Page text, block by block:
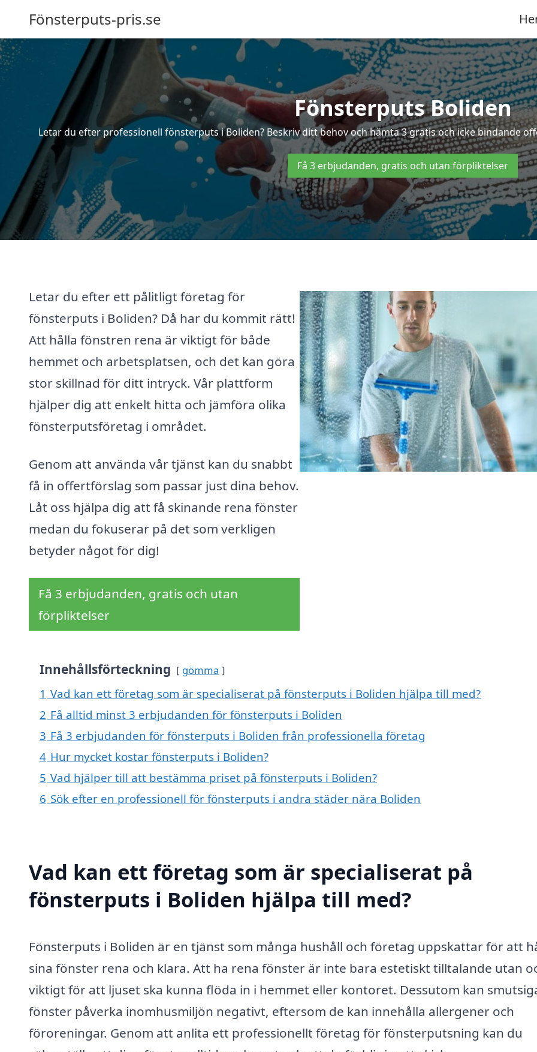
Fönsterputs-pris.se
Fönsterputs Boliden
Letar du efter professionell fönsterputs i Boliden? Beskriv ditt behov och hämta 3 gratis och icke bindande
Få 3 erbjudanden, gratis och utan förpliktelser
Letar du efter ett pålitligt företag för
fönsterputs i Boliden? Då har du kommit rätt!
Att hålla fönstren rena är viktigt för både
hemmet och arbetsplatsen, och det kan göra
stor skillnad för ditt intryck. Vår plattform
hjälper dig att enkelt hitta och jämföra olika
fönsterputsföretag i området.
Genom att använda vår tjänst kan du snabbt
få in offertförslag som passar just dina behov.
Låt oss hjälpa dig att få skinande rena fönster
medan du fokuserar på det som verkligen
betyder något för dig!
Få 3 erbjudanden, gratis och utan
förpliktelser
Innehållsförteckning gömma
1 Vad kan ett företag som är specialiserat på fönsterputs i Boliden hjälpa till med?
2 Få alltid minst 3 erbjudanden för fönsterputs i Boliden
3 Få 3 erbjudanden för fönsterputs i Boliden från professionella företag
4 Hur mycket kostar fönsterputs i Boliden?
5 Vad hjälper till att bestämma priset på fönsterputs i Boliden?
6 Sök efter en professionell för fönsterputs i andra städer nära Boliden
Vad kan ett företag som är specialiserat på
fönsterputs i Boliden hjälpa till med?
Fönsterputs i Boliden är en tjänst som många hushåll och företag uppskattar för att
sina fönster rena och klara. Att ha rena fönster är inte bara estetiskt tilltalande utan
viktigt för att ljuset ska kunna flöda in i hemmet eller kontoret. Dessutom kan
fönster påverka inomhusmiljön negativt, eftersom de kan innehålla allergener och
föroreningar. Genom att anlita ett professionellt företag för fönsterputsning kan du